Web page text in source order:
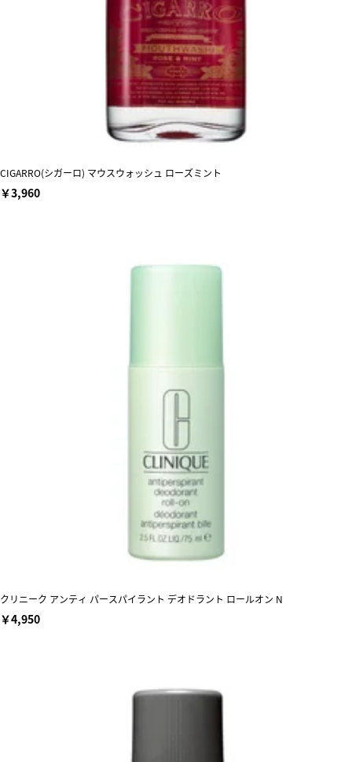
CIGARRO(シガーロ) マウスウォッシュ ローズミント
￥3,960
クリニーク アンティ パースパイラント デオドラント ロールオン N
￥4,950